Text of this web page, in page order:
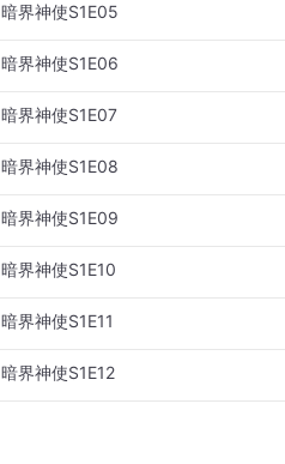
暗界神使S1E05
暗界神使S1E06
暗界神使S1E07
暗界神使S1E08
暗界神使S1E09
暗界神使S1E10
暗界神使S1E11
暗界神使S1E12